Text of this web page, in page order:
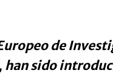
de
han sido